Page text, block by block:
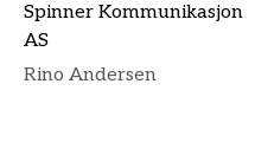
Spinner Kommunikasjon
AS
Rino Andersen